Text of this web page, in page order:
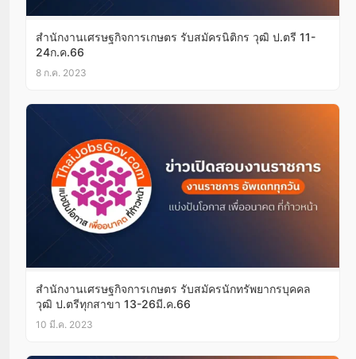
สำนักงานเศรษฐกิจการเกษตร รับสมัครนิติกร วุฒิ ป.ตรี 11-
24ก.ค.66
8 ก.ค. 2023
สำนักงานเศรษฐกิจการเกษตร รับสมัครนักทรัพยากรบุคคล
วุฒิ ป.ตรีทุกสาขา 13-26มี.ค.66
10 มี.ค. 2023